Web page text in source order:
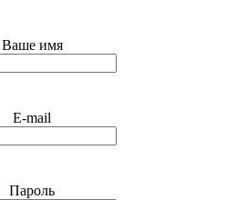
Ваше имя
E-mail
Пароль